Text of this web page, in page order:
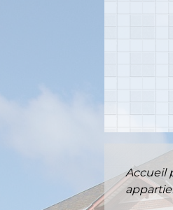
Accueil